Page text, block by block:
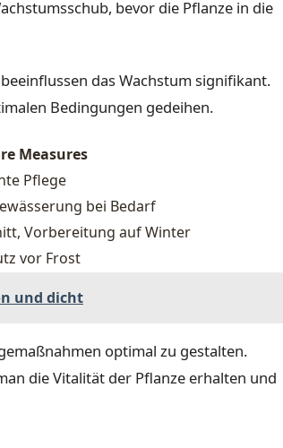
bevor die Pflanze in die
das Wachstum signifikant.
Bedingungen gedeihen.
Measures
Pflege
bei Bedarf
Vorbereitung auf Winter
vor Frost
und dicht
optimal zu gestalten.
die Vitalität der Pflanze erhalten und